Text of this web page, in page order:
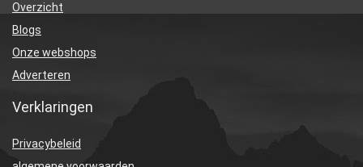
Overzicht
Blogs
Onze webshops
Adverteren
Verklaringen
Privacybeleid